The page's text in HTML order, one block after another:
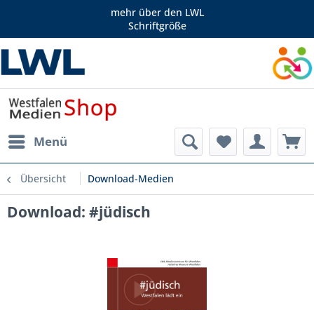
mehr über den LWL
Schriftgröße
Menü
Übersicht Download-Medien
Download: #jüdisch